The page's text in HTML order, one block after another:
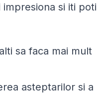
si iti poti
sa faca mai mult
asteptarilor si a